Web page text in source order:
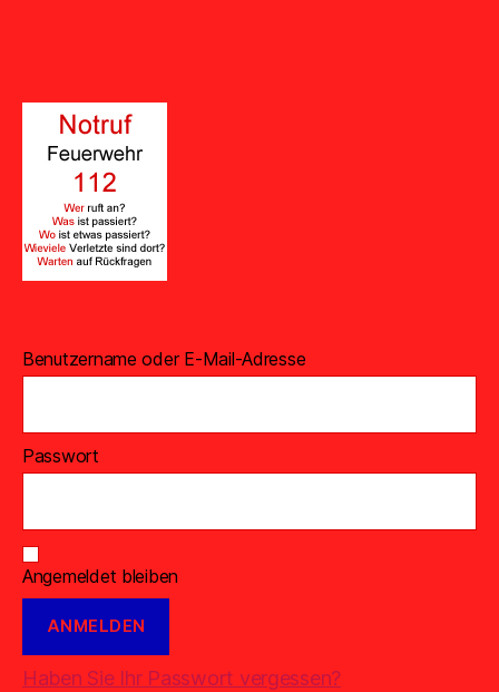
Benutzername oder E-Mail-Adresse
Passwort
Angemeldet bleiben
Haben Sie Ihr Passwort vergessen?